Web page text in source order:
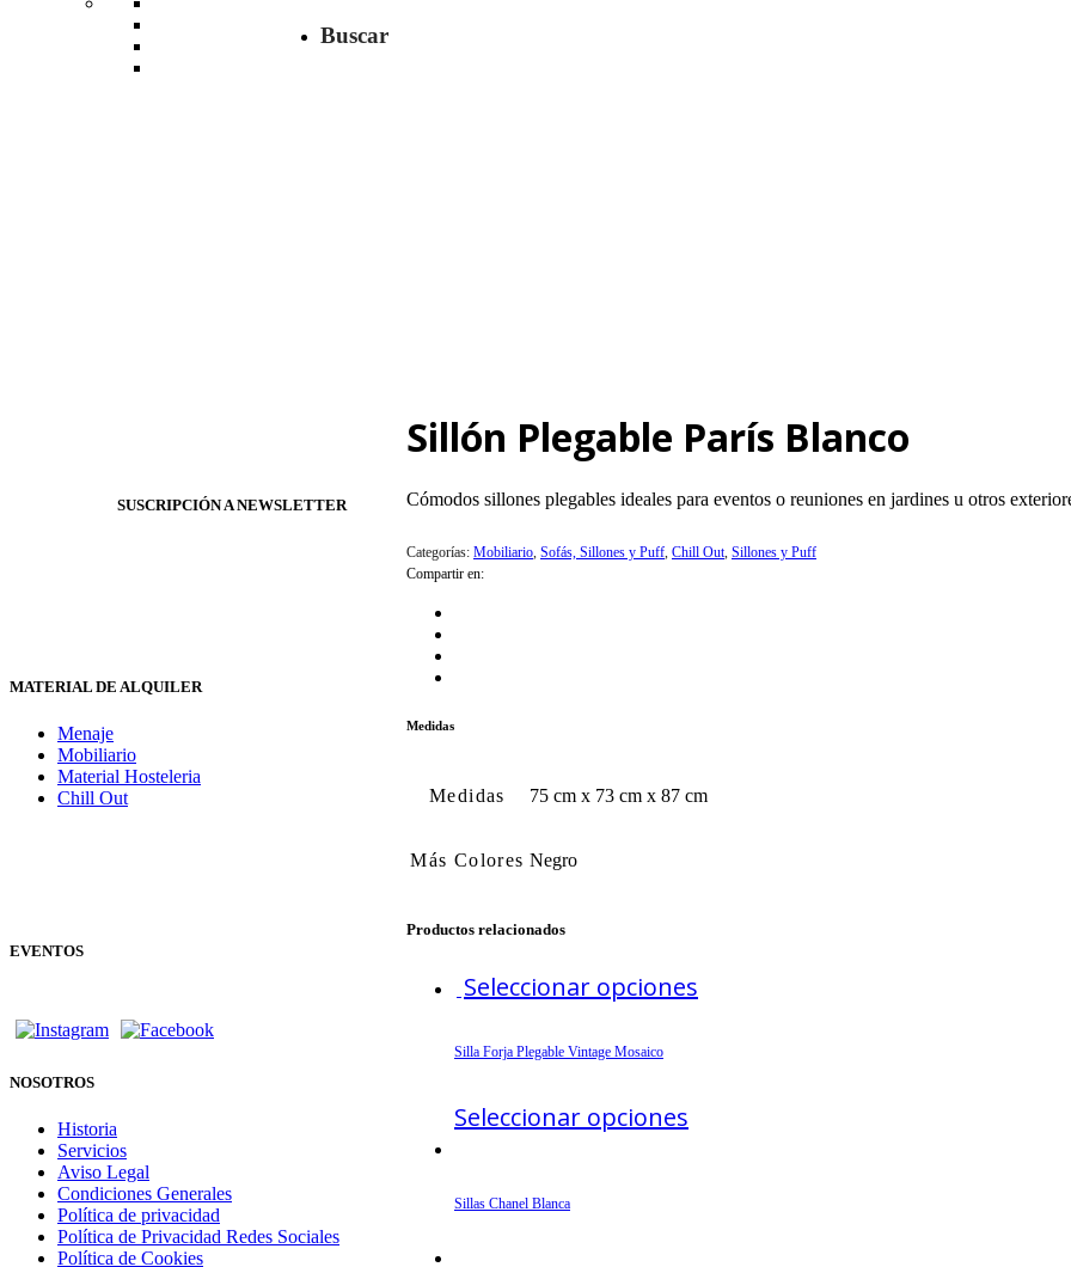
Buscar
Sillón Plegable París Blanco
Cómodos sillones plegables ideales para eventos o reuniones en jardines u otros
Categorías: Mobiliario Sofás, Sillones y Puff Chill Out Sillones y Puff
Compartir en:
Medidas
Medidas 75 cm x 73 cm x 87 cm
Más Colores Negro
Productos relacionados
Seleccionar opciones
Silla Forja Plegable Vintage Mosaico
Seleccionar opciones
Sillas Chanel Blanca
SUSCRIPCIÓN A NEWSLETTER
MATERIAL DE ALQUILER
Menaje
Mobiliario
Material Hosteleria
Chill Out
EVENTOS
NOSOTROS
Historia
Servicios
Aviso Legal
Condiciones Generales
Política de privacidad
Política de Privacidad Redes Sociales
Política de Cookies